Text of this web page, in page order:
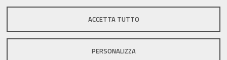
ACCETTA TUTTO
PERSONALIZZA
Privacy policy|DPO|Accessibilità